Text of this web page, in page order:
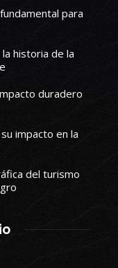
para
historia de la
duradero
impacto en la
del turismo